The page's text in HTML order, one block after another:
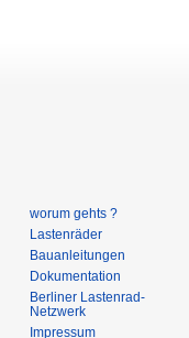
worum gehts ?
Lastenräder
Bauanleitungen
Dokumentation
Berliner Lastenrad-
Netzwerk
Impressum